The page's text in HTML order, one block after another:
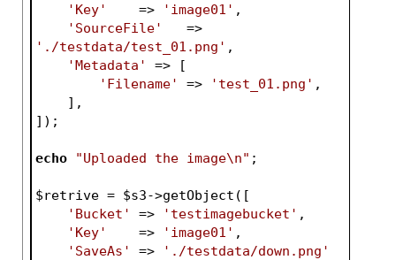
'Key'
    =>
'image01' ,
'SourceFile'
'./testdata/test_01.png' ,
'Metadata'
=> [
'Filename'
=> 'test_01.png' ,
    ],
]);
echo "Uploaded the image\n" ;
$retrive = $s3->getObject([
'Bucket'
=> 'testimagebucket' ,
'Key'
    =>
'image01' ,
'SaveAs'
=>
'./testdata/down.png'